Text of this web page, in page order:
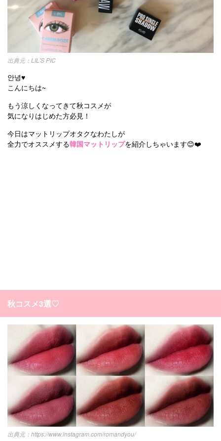
お問い合わせ
LIL'S PIC
안녕♥️
こんにちは~
もう涼しくなってきて秋コスメが
気になりはじめた方必見！
今日はマットリップオタクなわたしが
全力でオススメする韓国マットリップを紹介しちゃいます😊❤️
秋コスメ3選♡
https://www.instagram.com/romandyou/